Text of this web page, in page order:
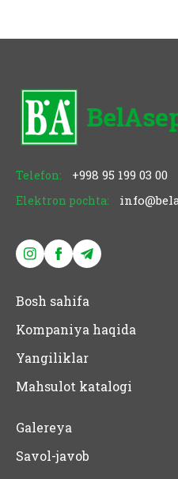
Telefon: +998 95 199 03 00
Elektron pochta:
Bosh sahifa
Kompaniya haqida
Yangiliklar
Mahsulot katalogi
Galereya
Savol-javob